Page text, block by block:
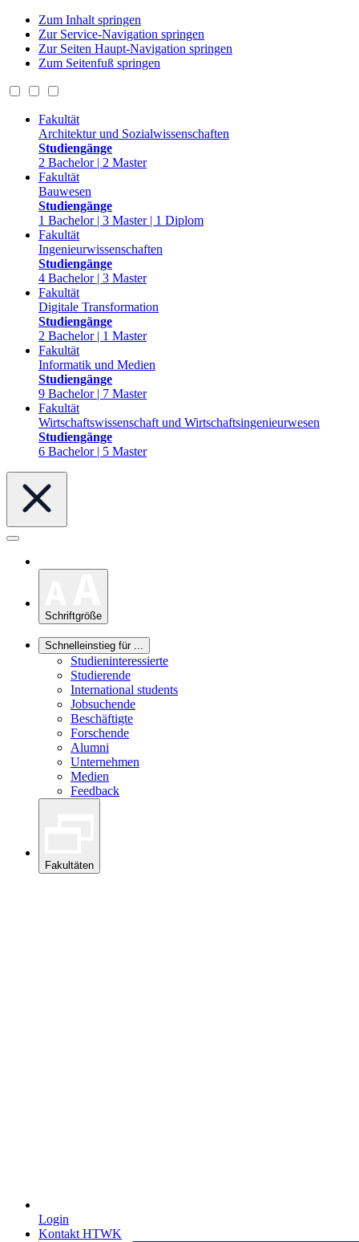
Zum Inhalt springen
Zur Service-Navigation springen
Zur Seiten Haupt-Navigation springen
Zum Seitenfuß springen
Fakultät
Architektur und Sozialwissenschaften
Studiengänge
2 Bachelor | 2 Master
Fakultät
Bauwesen
Studiengänge
1 Bachelor | 3 Master | 1 Diplom
Fakultät
Ingenieurwissenschaften
Studiengänge
4 Bachelor | 3 Master
Fakultät
Digitale Transformation
Studiengänge
2 Bachelor | 1 Master
Fakultät
Informatik und Medien
Studiengänge
9 Bachelor | 7 Master
Fakultät
Wirtschaftswissenschaft und Wirtschaftsingenieurwesen
Studiengänge
6 Bachelor | 5 Master
Schriftgröße
Schnelleinstieg für ...
Studieninteressierte
Studierende
International students
Jobsuchende
Beschäftigte
Forschende
Alumni
Unternehmen
Medien
Feedback
Fakultäten
Login
Kontakt HTWK